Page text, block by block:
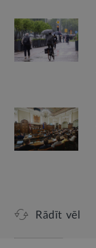
Rādīt vēl